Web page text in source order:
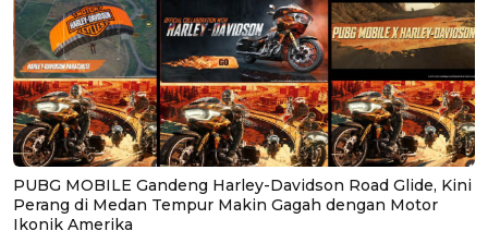
PUBG MOBILE Gandeng Harley-Davidson Road Glide, Kini
Perang di Medan Tempur Makin Gagah dengan Motor
Ikonik Amerika